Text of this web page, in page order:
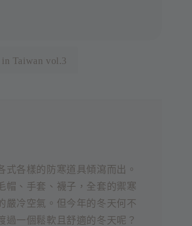
Taiwan vol.3
各樣的防寒道具傾瀉而出。
帽、手套、襪子，全套的禦寒
嚴冷空氣。但今年的冬天何不
過一個鬆軟且舒適的冬天呢？